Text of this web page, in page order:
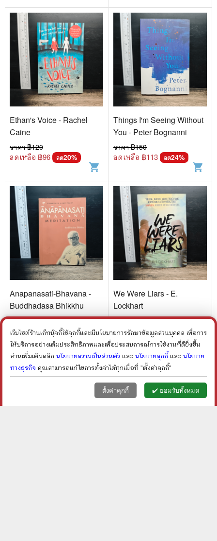
Ethan's Voice - Rachel
Caine
ราคา ฿120
ลดเหลือ ฿96 ลด20%
shopping_cart
Things I'm Seeing Without
You - Peter Bognanni
ราคา ฿150
ลดเหลือ ฿113 ลด24%
shopping_cart
Anapanasati-Bhavana -
Buddhadasa Bhikkhu
ราคา ฿180
ลดเหลือ ฿135 ลด25%
shopping_cart
We Were Liars - E.
Lockhart
ราคา ฿120
ลดเหลือ ฿96 ลด20%
shopping_cart
ตะกร้า (0 faceเมนูลูกค้า
เว็บไซต์ร้านเก็ทบุ๊คกี้ใช้คุกกี้และมีนโยบายการรักษาข้อมูลส่วนบุคคล เพื่อการ
ให้บริการอย่างเต็มประสิทธิภาพและเพื่อประสบการณ์การใช้งานที่ดียิ่งขึ้น
อ่านเพิ่มเติมคลิก นโยบายความเป็นส่วนตัว และ นโยบายคุกกี้ และ นโยบาย
ทางธุรกิจ คุณสามารถแก้ไขการตั้งค่าได้ทุกเมื่อที่ "ตั้งค่าคุกกี้"
ตั้งค่าคุกกี้ ✔️ ยอมรับทั้งหมด